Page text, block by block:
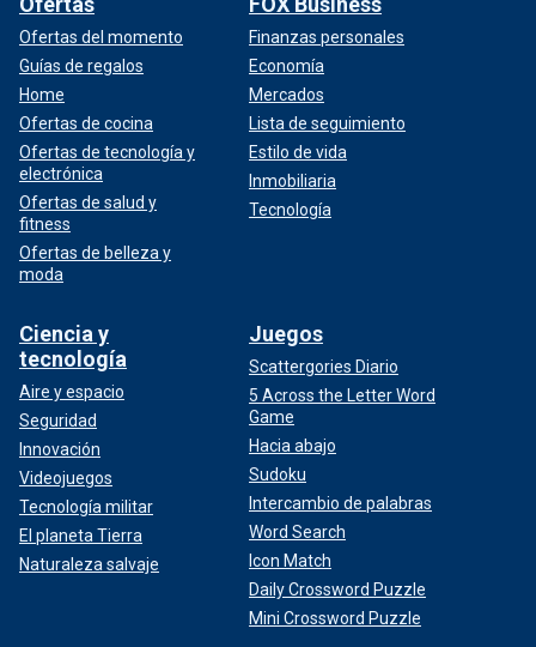
Ofertas del momento
Guías de regalos
Home
Ofertas de cocina
Ofertas de tecnología y
electrónica
Ofertas de salud y
fitness
Ofertas de belleza y
moda
Finanzas personales
Economía
Mercados
Lista de seguimiento
Estilo de vida
Inmobiliaria
Tecnología
Ciencia y
tecnología
Aire y espacio
Seguridad
Innovación
Videojuegos
Tecnología militar
El planeta Tierra
Naturaleza salvaje
Juegos
Scattergories Diario
5 Across the Letter Word
Game
Hacia abajo
Sudoku
Intercambio de palabras
Word Search
Icon Match
Daily Crossword Puzzle
Mini Crossword Puzzle